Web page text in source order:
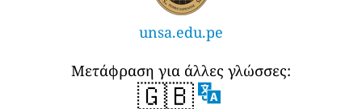
unsa.edu.pe
Μετάφραση για άλλες γλώσσες:
🇬🇧